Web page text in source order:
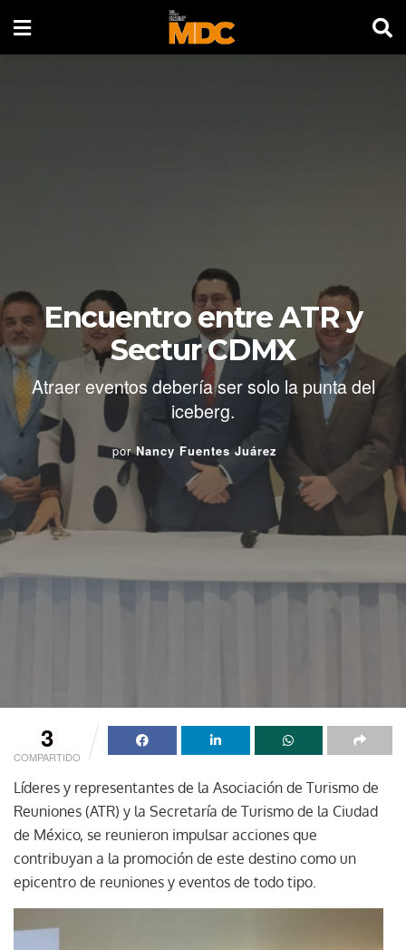
Encuentro entre ATR y
Sectur CDMX
Atraer eventos debería ser solo la punta del
iceberg.
por Nancy Fuentes Juárez
3
COMPARTIDO
Líderes y representantes de la Asociación de Turismo de
Reuniones (ATR) y la Secretaría de Turismo de la Ciudad
de México, se reunieron impulsar acciones que
contribuyan a la promoción de este destino como un
epicentro de reuniones y eventos de todo tipo.